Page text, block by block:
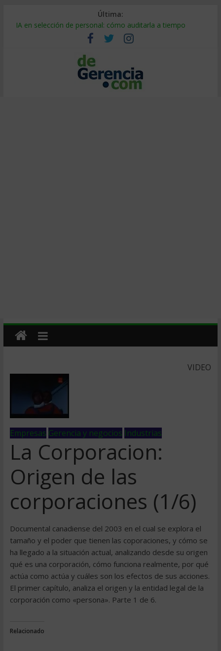
Última:
Despido silencioso: qué es y por qué sale tan caro
IA en selección de personal: cómo auditarla a tiempo
Trabajo forzoso en la cadena de suministro: qué hacer
Stablecoins para empresas: cómo pagar y cobrar en 2026
VIDEO
Empresas Gerencia y negocios Industrias
La Corporacion:
Origen de las
corporaciones (1/6)
Documental canadiense del 2003 en el cual se explora el
tamaño y el poder que tienen las coporaciones, y cómo se
ha llegado a la situación actual, analizando desde su origen
qué es una corporación, cómo funciona realmente, por qué
actúa como actúa y cuáles son los efectos de sus acciones.
El primer capítulo, analiza el origen y la entidad legal de la
corporación como «persona». Parte 1 de 6.
Relacionado